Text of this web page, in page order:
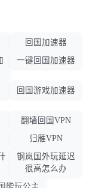
回国加速器
一键回国加速器
回国游戏加速器
翻墙回国VPN
归雁VPN
钢岚国外玩延迟
很高怎么办